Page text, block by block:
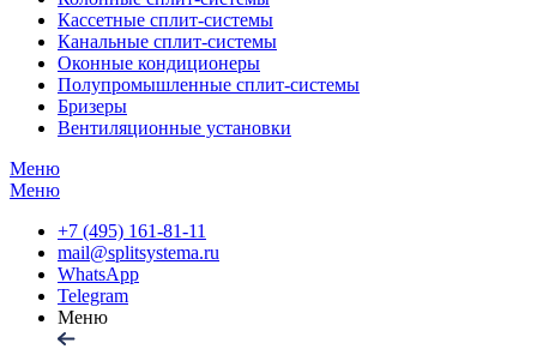
Кассетные сплит-системы
Канальные сплит-системы
Оконные кондиционеры
Полупромышленные сплит-системы
Бризеры
Вентиляционные установки
Меню
Меню
+7 (495) 161-81-11
mail@splitsystema.ru
WhatsApp
Telegram
Меню